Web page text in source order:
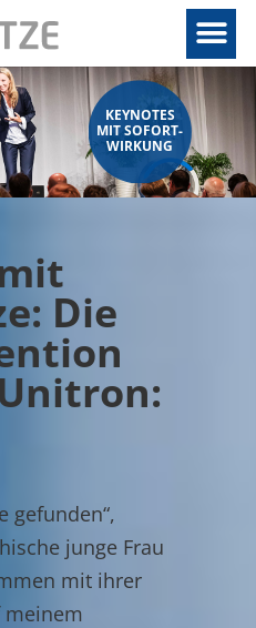
KEYNOTES
MIT SOFORT-
WIRKUNG
Die
gefunden“,
junge Frau
mit ihrer
meinem